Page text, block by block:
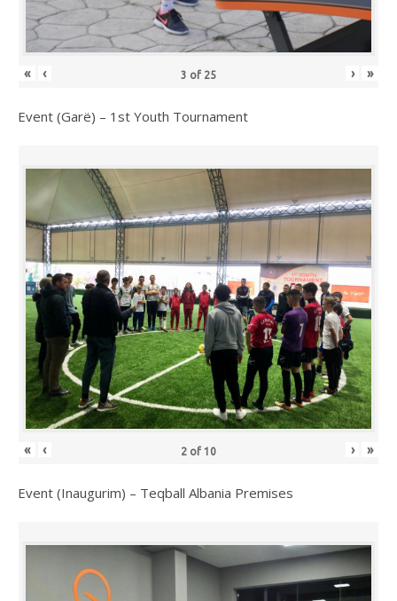
« ‹ 3 of 25 › »
Event (Garë) – 1st Youth Tournament
« ‹ 2 of 10 › »
Event (Inaugurim) – Teqball Albania Premises